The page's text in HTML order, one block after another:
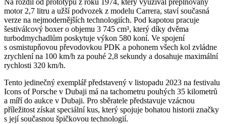
Na rozdíl od prototypu z roku 1974, který využíval přeplňovaný
motor 2,7 litru a užší podvozek z modelu Carrera, staví současná
verze na nejmodernějších technologiích. Pod kapotou pracuje
šestiválcový boxer o objemu 3 745 cm³, který díky dvěma
turbodmychadlům poskytuje výkon 580 koní. Ve spojení
s osmistupňovou převodovkou PDK a pohonem všech kol zvládne
zrychlení na 100 km/h za pouhé 2,8 sekundy a dosahuje maximální
rychlosti 320 km/h.
Tento jedinečný exemplář představený v listopadu 2023 na festivalu
Icons of Porsche v Dubaji má na tachometru pouhých 35 kilometrů
a míří do aukce v Dubaji. Pro sběratele představuje vzácnou
příležitost získat speciální kus, který spojuje bohatou historii značky
s její současnou špičkovou technologií.